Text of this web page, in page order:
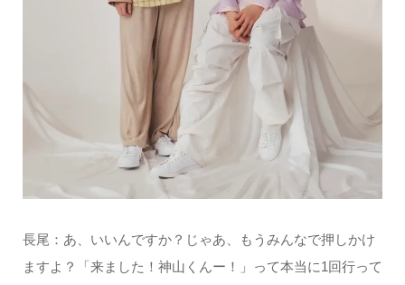
長尾：あ、いいんですか？じゃあ、もうみんなで押しかけ
ますよ？「来ました！神山くんー！」って本当に1回行って